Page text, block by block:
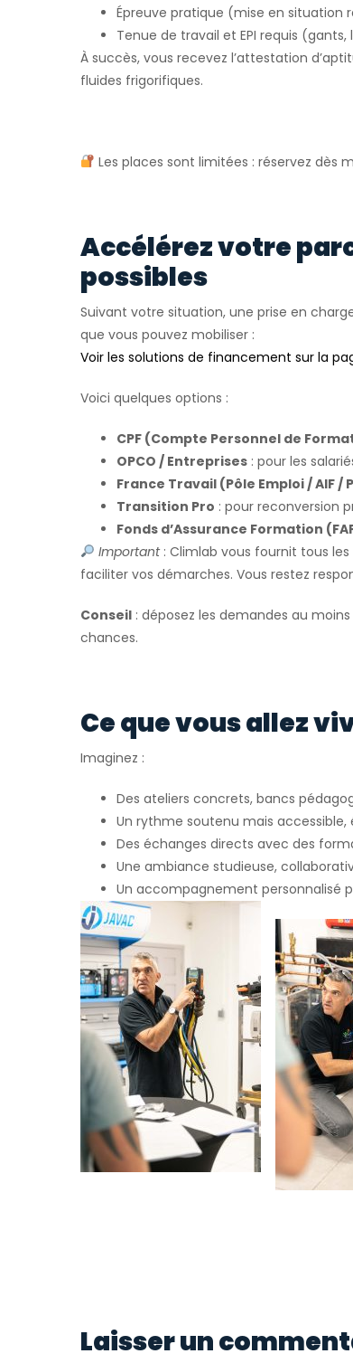
Épreuve pratique (mise en situation
Tenue de travail et EPI requis
À succès, vous recevez l’attestation
fluides frigorifiques.
Les places sont limitées : réservez dès
Accélérez votre
possibles
Suivant votre situation, une prise en
que vous pouvez mobiliser :
Voir les solutions de financement sur la
Voici quelques options :
CPF (Compte Personnel de
OPCO / Entreprises : pour les
France Travail (Pôle Emploi / AIF /
Transition Pro : pour reconversion
Fonds d’Assurance Formation
Important: Climlab vous fournit tous
faciliter vos démarches. Vous restez
Conseil : déposez les demandes au
chances.
Ce que vous allez
Imaginez :
Des ateliers concrets, bancs
Un rythme soutenu mais
Des échanges directs avec des
Une ambiance studieuse,
Un accompagnement personnalisé
Laisser un